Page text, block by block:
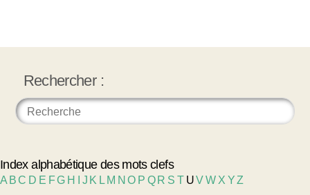
Rechercher :
Index alphabétique des mots clefs
A BC D E FG H J K L M NO P Q R S T UVW X YZ